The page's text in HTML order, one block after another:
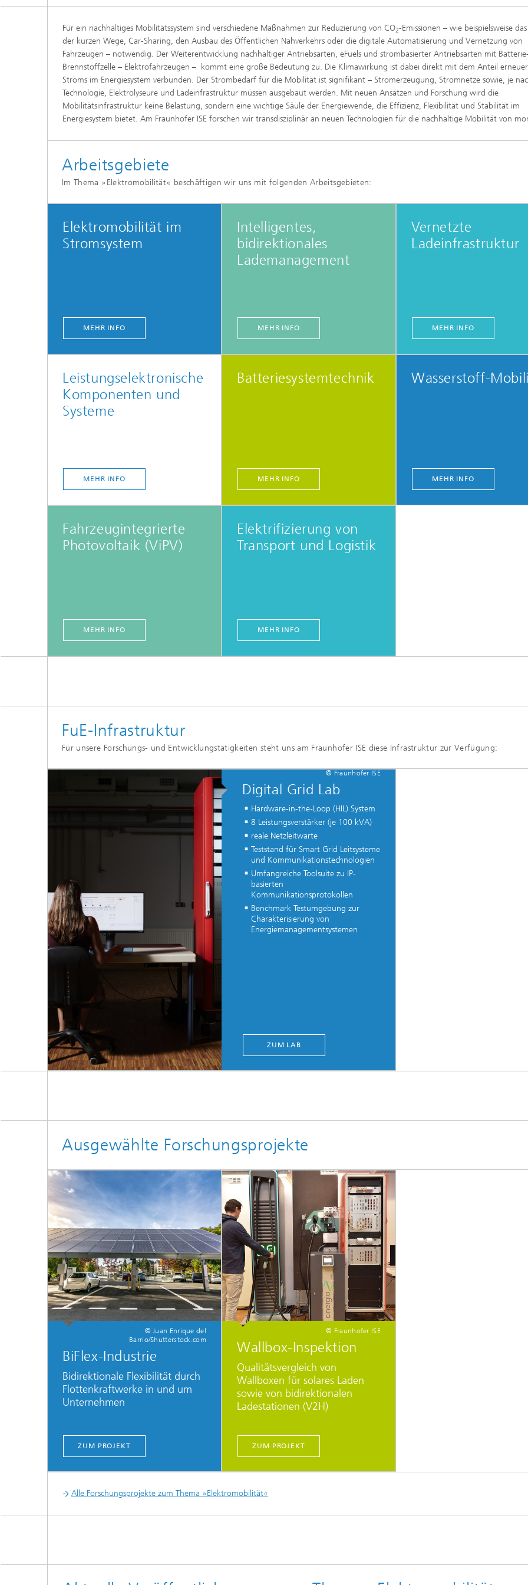
Für ein nachhaltiges Mobilitätssystem sind verschiedene Maßnahmen zur Reduzierung von CO2-Emissionen – wie beispielsweise
der kurzen Wege, Car-Sharing, den Ausbau des Öffentlichen Nahverkehrs oder die digitale Automatisierung und Vernetzung von
Fahrzeugen – notwendig. Der Weiterentwicklung nachhaltiger Antriebsarten, eFuels und strombasierter Antriebsarten mit
Brennstoffzelle – Elektrofahrzeugen – kommt eine große Bedeutung zu. Die Klimawirkung ist dabei direkt mit dem Anteil
Stroms im Energiesystem verbunden. Der Strombedarf für die Mobilität ist signifikant – Stromerzeugung, Stromnetze sowie, je
Technologie, Elektrolyseure und Ladeinfrastruktur müssen ausgebaut werden. Mit neuen Ansätzen und Forschung wird die
Mobilitätsinfrastruktur keine Belastung, sondern eine wichtige Säule der Energiewende, die Effizienz, Flexibilität und Stabilität im
Energiesystem bietet. Am Fraunhofer ISE forschen wir transdisziplinär an neuen Technologien für die nachhaltige Mobilität von
Arbeitsgebiete
Im Thema »Elektromobilität« beschäftigen wir uns mit folgenden Arbeitsgebieten:
Elektromobilität im
Stromsystem
MEHR INFO
Intelligentes,
bidirektionales
Lademanagement
MEHR INFO
Vernetzte
Ladeinfrastruktur
MEHR INFO
Leistungselektronische
Komponenten und
Systeme
MEHR INFO
Batteriesystemtechnik
MEHR INFO
Wasserstoff-
MEHR INFO
Fahrzeugintegrierte
Photovoltaik (ViPV)
MEHR INFO
Elektrifizierung von
Transport und Logistik
MEHR INFO
FuE-Infrastruktur
Für unsere Forschungs- und Entwicklungstätigkeiten steht uns am Fraunhofer ISE diese Infrastruktur zur Verfügung:
© Fraunhofer ISE
Digital Grid Lab
Hardware-in-the-Loop (HIL) System
8 Leistungsverstärker (je 100 kVA)
reale Netzleitwarte
Teststand für Smart Grid Leitsysteme
und Kommunikationstechnologien
Umfangreiche Toolsuite zu IP-
basierten
Kommunikationsprotokollen
Benchmark Testumgebung zur
Charakterisierung von
Energiemanagementsystemen
ZUM LAB
Ausgewählte Forschungsprojekte
© Juan Enrique del
Barrio/Shutterstock.com
BiFlex-Industrie
Bidirektionale Flexibilität durch
Flottenkraftwerke in und um
Unternehmen
ZUM PROJEKT
© Fraunhofer ISE
Wallbox-Inspektion
Qualitätsvergleich von
Wallboxen für solares Laden
sowie von bidirektionalen
Ladestationen (V2H)
ZUM PROJEKT
Alle Forschungsprojekte zum Thema »Elektromobilität«